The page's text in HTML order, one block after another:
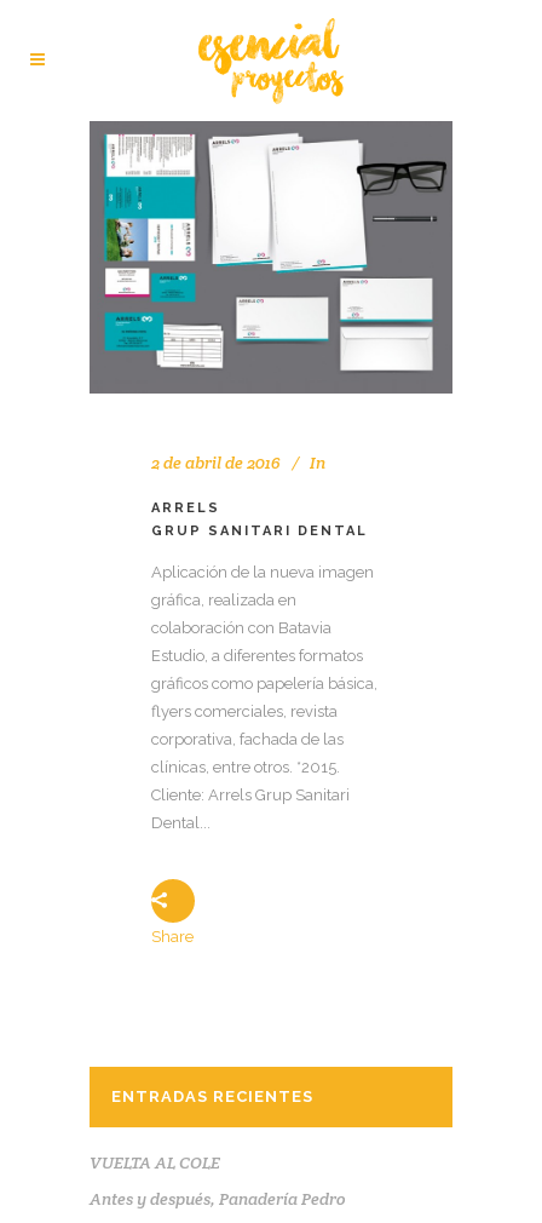
2 de abril de 2016 In
ARRELS
GRUP SANITARI DENTAL
Aplicación de la nueva imagen
gráfica, realizada en
colaboración con Batavia
Estudio, a diferentes formatos
gráficos como papelería básica,
flyers comerciales, revista
corporativa, fachada de las
clínicas, entre otros. *2015.
Cliente: Arrels Grup Sanitari
Dental...
Share
ENTRADAS RECIENTES
VUELTA AL COLE
Antes y después, Panadería Pedro